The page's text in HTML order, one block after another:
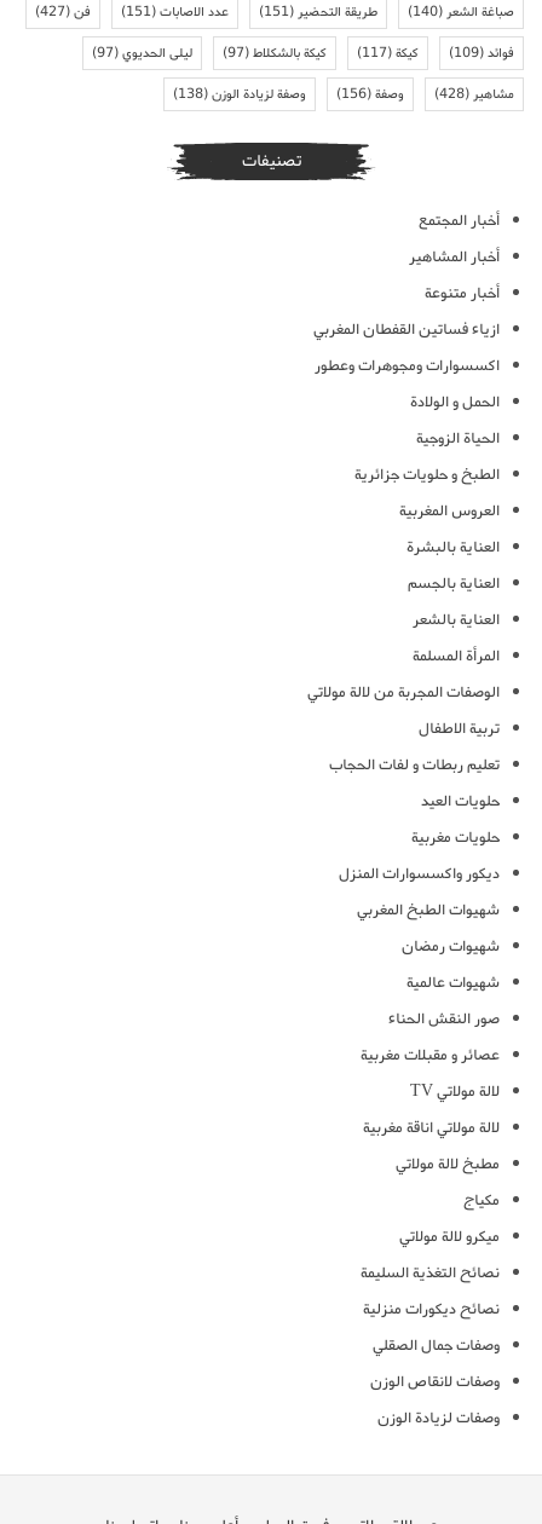
صباغة الشعر(140) طريقة التحضير(151) عدد الاصابات(151) فن(427)
فوائد(109) كيكة(117) كيكة بالشكلاط(97) ليلى الحديوي(97)
مشاهير(428) وصفة(156) وصفة لزيادة الوزن(138)
تصنيفات
أخبار المجتمع
أخبار المشاهير
أخبار متنوعة
ازياء فساتين القفطان المغربي
اكسسوارات ومجوهرات وعطور
الحمل و الولادة
الحياة الزوجية
الطبخ و حلويات جزائرية
العروس المغربية
العناية بالبشرة
العناية بالجسم
العناية بالشعر
المرأة المسلمة
الوصفات المجربة من لالة مولاتي
تربية الاطفال
تعليم ربطات و لفات الحجاب
حلويات العيد
حلويات مغربية
ديكور واكسسوارات المنزل
شهيوات الطبخ المغربي
شهيوات رمضان
شهيوات عالمية
صور النقش الحناء
عصائر و مقبلات مغربية
لالة مولاتي TV
لالة مولاتي اناقة مغربية
مطبخ لالة مولاتي
مكياج
ميكرو لالة مولاتي
نصائح التغذية السليمة
نصائح ديكورات منزلية
وصفات جمال الصقلي
وصفات لانقاص الوزن
وصفات لزيادة الوزن